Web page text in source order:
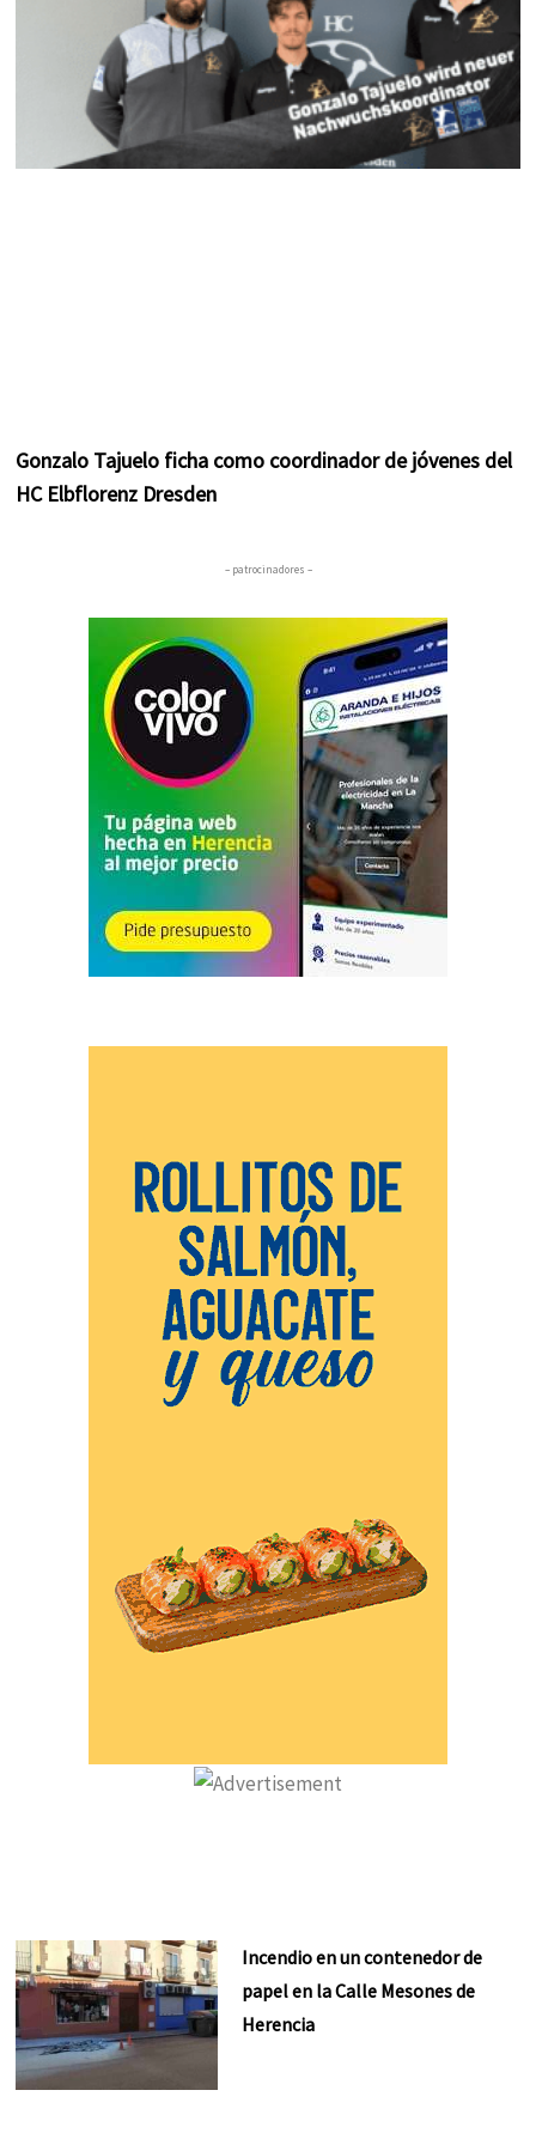
Gonzalo Tajuelo ficha como coordinador de jóvenes del
HC Elbflorenz Dresden
– patrocinadores –
Incendio en un contenedor de
papel en la Calle Mesones de
Herencia